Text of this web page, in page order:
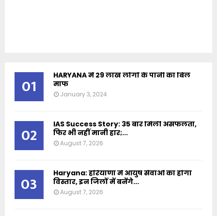
01
HARYANA में 29 लाख लोगों के पानी का बिल
माफ
January 3, 2024
02
IAS Success Story: 35 बार मिली असफलता,
फिर भी नहीं मानी हार;...
August 7, 2026
03
Haryana: हरियाणा में आयुष सेवाओं का होगा
विस्तार, इन जिलों में बनेंगे...
August 7, 2026